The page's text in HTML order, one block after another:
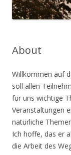
About
Willkommen auf
soll allen
für uns wichtige
Veranstaltungen
natürliche
Ich hoffe, das er
die Arbeit des